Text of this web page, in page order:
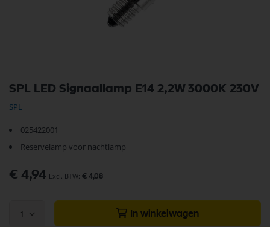
SPL LED Signaallamp E14 2,2W 3000K 230V
SPL
025422001
Reservelamp voor nachtlamp
€ 4,94 € 4,08
1 In winkelwagen
naar
het
begin
de
afbeeldingen-